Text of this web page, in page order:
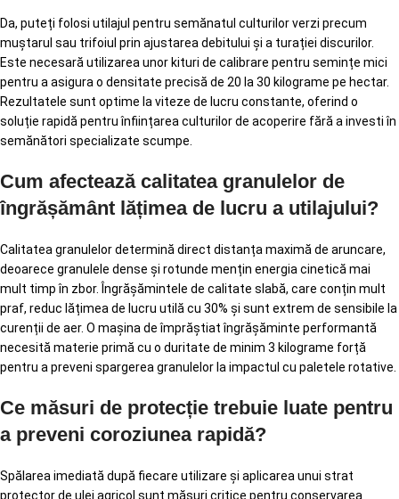
Da, puteți folosi utilajul pentru semănatul culturilor verzi precum
muștarul sau trifoiul prin ajustarea debitului și a turației discurilor.
Este necesară utilizarea unor kituri de calibrare pentru semințe mici
pentru a asigura o densitate precisă de 20 la 30 kilograme pe hectar.
Rezultatele sunt optime la viteze de lucru constante, oferind o
soluție rapidă pentru înființarea culturilor de acoperire fără a investi în
semănători specializate scumpe.
Cum afectează calitatea granulelor de
îngrășământ lățimea de lucru a utilajului?
Calitatea granulelor determină direct distanța maximă de aruncare,
deoarece granulele dense și rotunde mențin energia cinetică mai
mult timp în zbor. Îngrășămintele de calitate slabă, care conțin mult
praf, reduc lățimea de lucru utilă cu 30% și sunt extrem de sensibile la
curenții de aer. O mașina de împrăștiat îngrășăminte performantă
necesită materie primă cu o duritate de minim 3 kilograme forță
pentru a preveni spargerea granulelor la impactul cu paletele rotative.
Ce măsuri de protecție trebuie luate pentru
a preveni coroziunea rapidă?
Spălarea imediată după fiecare utilizare și aplicarea unui strat
protector de ulei agricol sunt măsuri critice pentru conservarea